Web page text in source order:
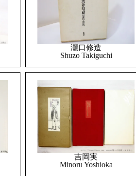
瀧口修造
Shuzo Takiguchi
吉岡実
Minoru Yoshioka